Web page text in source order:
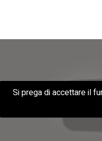
Si prega di accettare il